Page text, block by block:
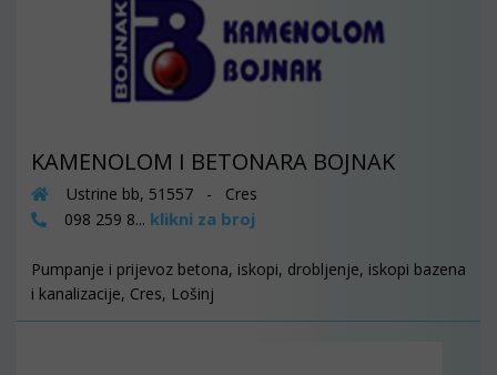
KAMENOLOM I BETONARA BOJNAK
Ustrine bb, 51557 - Cres
098 259 8... klikni za broj
Pumpanje i prijevoz betona, iskopi, drobljenje, iskopi bazena
i kanalizacije, Cres, Lošinj